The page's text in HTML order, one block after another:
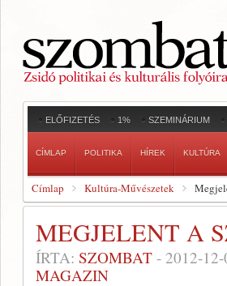
ELŐFIZETÉS 1% SZEMINÁRIUM
CÍMLAP POLITIKA HÍREK KULTÚRA
Címlap Kultúra-Művészetek
MEGJELENT A
ÍRTA: SZOMBAT - 2012-12-
MAGAZIN